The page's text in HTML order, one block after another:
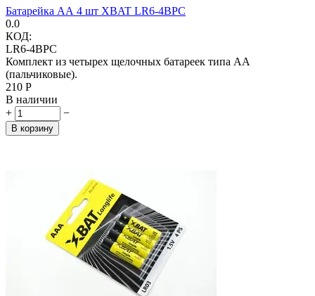
Батарейка АА 4 шт XBAT LR6-4BPC
0.0
КОД:
LR6-4BPC
Комплект из четырех щелочных батареек типа АА
(пальчиковые).
‍210‍ Р
В наличии
+
−
В корзину